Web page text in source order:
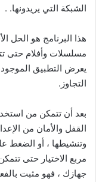
الشبكة التي يريدونها. .
هذا البرنامج هو الحل
مسلسلات وأفلام حتى
يعرض التطبيق
التجاوز.
بعد أن تتمكن من
القفل والأمان من
وتنشيطها ، أو الضغط على
مربع الاختيار حتى
جهازك ، فهو مثبت